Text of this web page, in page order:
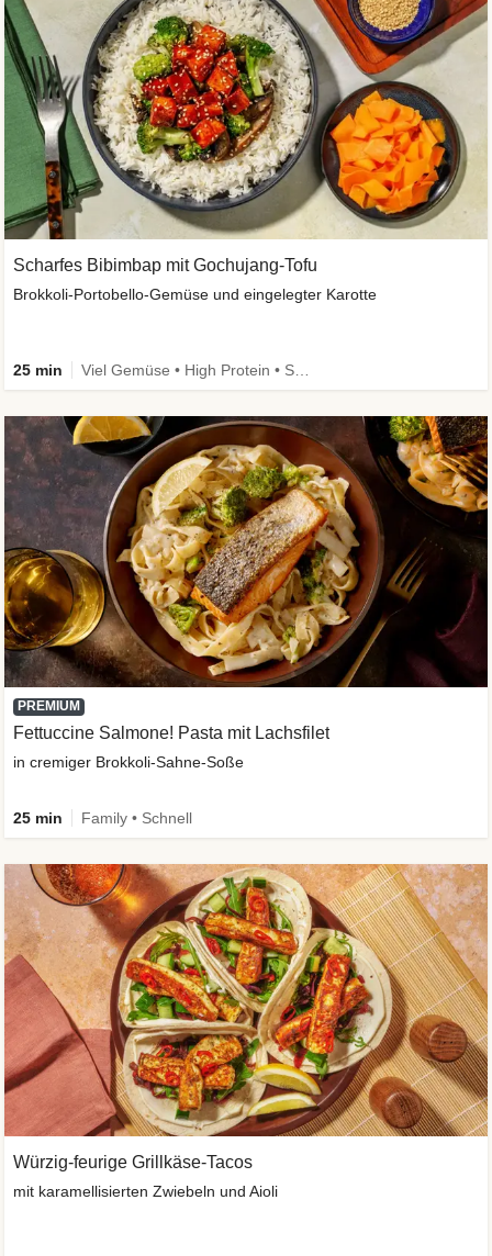
Scharfes Bibimbap mit Gochujang-Tofu
Brokkoli-Portobello-Gemüse und eingelegter Karotte
25 min
PREMIUM
Fettuccine Salmone! Pasta mit Lachsfilet
in cremiger Brokkoli-Sahne-Soße
25 min Family • Schnell
Würzig-feurige Grillkäse-Tacos
mit karamellisierten Zwiebeln und Aioli